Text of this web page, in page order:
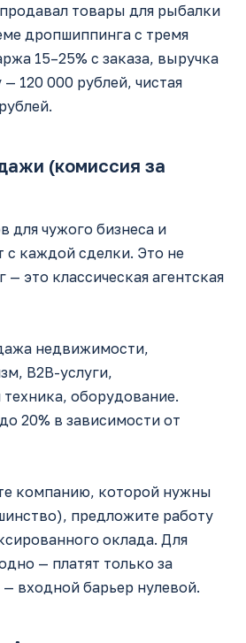
товары для рыбалки
дропшиппинга с тремя
15–25% с заказа, выручка
120 000 рублей, чистая
(комиссия за
для чужого бизнеса и
с каждой сделки. Это не
— это классическая агентская
недвижимости,
B2B-услуги,
техника, оборудование.
20% в зависимости от
компанию, которой нужны
предложите работу
оклада. Для
— платят только за
— входной барьер нулевой.